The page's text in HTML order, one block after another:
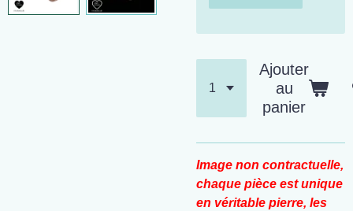
Ajouter
au
panier
Image non contractuelle,
chaque pièce est unique
en véritable pierre, les